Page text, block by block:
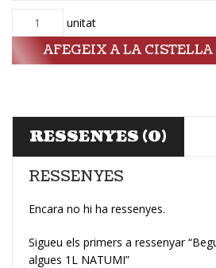
Quantitat unitat
AFEGEIX A LA CISTELLA
RESSENYES (0)
RESSENYES
Encara no hi ha ressenyes.
Sigueu els primers a ressenyar
algues 1L NATUMI”